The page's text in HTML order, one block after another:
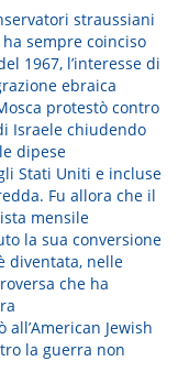
straussiani
sempre coinciso
1967, l’interesse di
ebraica
protestò contro
Israele chiudendo
dipese
Stati Uniti e incluse
Fu allora che il
mensile
la sua conversione
diventata, nelle
che ha
Jewish
la guerra non